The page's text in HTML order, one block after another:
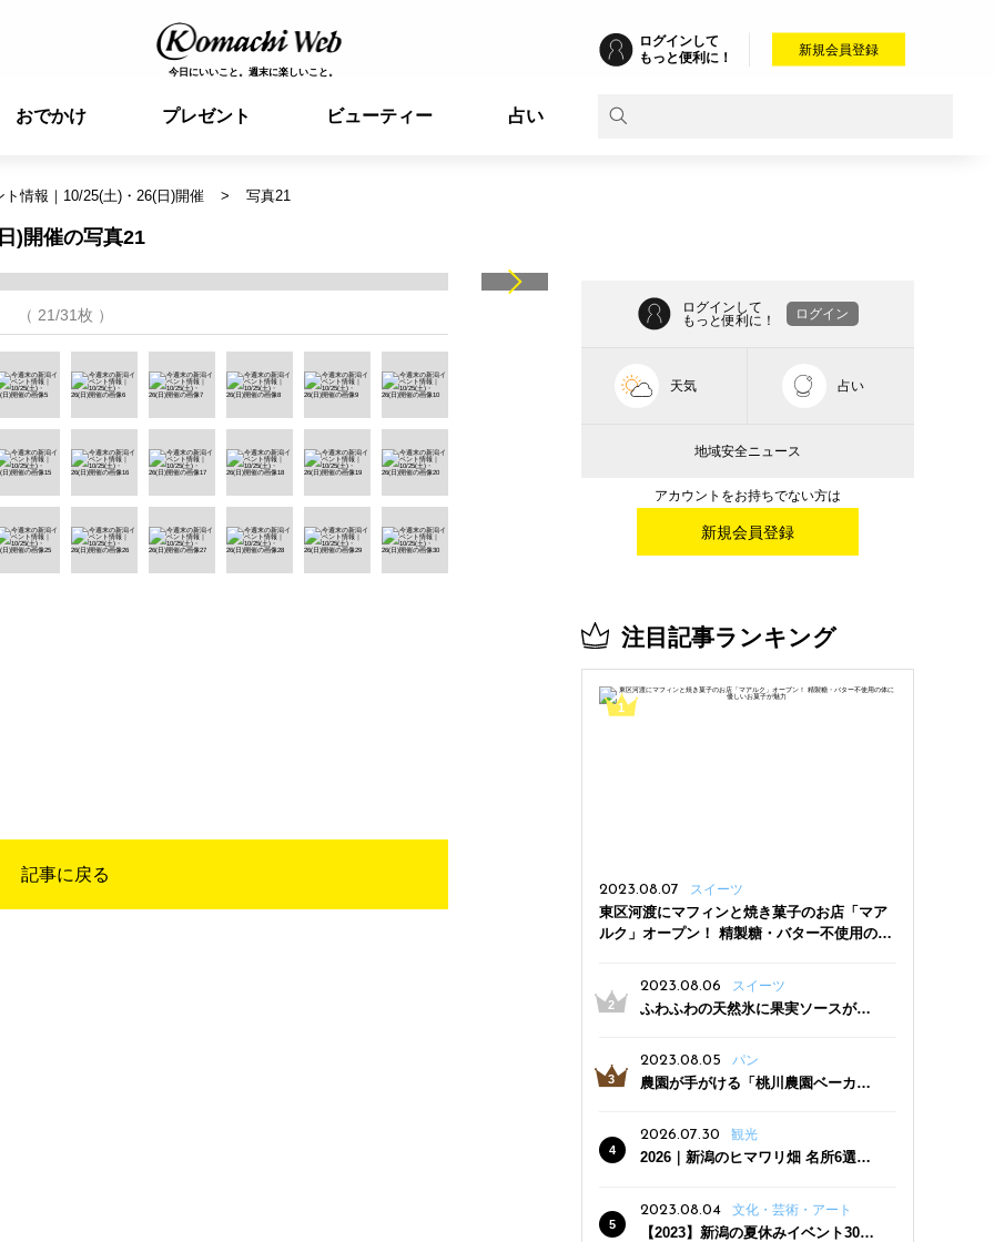
今日にいいこと。週末に楽しいこと。
ログインして
もっと便利に！
新規会員登録
おでかけ プレゼント ビューティー 占い
情報｜10/25(土)・26(日)開催 写真21
)開催の写真21
（ 21/31枚 ）
記事に戻る
ログインして
もっと便利に！
ログイン
天気 占い
地域安全ニュース
アカウントをお持ちでない方は
新規会員登録
注目記事ランキング
2023.08.07 スイーツ
東区河渡にマフィンと焼き菓子のお店「マア
ルク」オープン！ 精製糖・バター不使用の体
2023.08.06
スイーツ
ふわふわの天然氷に果実ソースがた
三条駅近くにオープン
2023.08.05 パン
農園が手がける「桃川農園ベーカリ
った焼きたてパンのほか、ジェラー
トやスムージーも
2026.07.30 観光
2026｜新潟のヒマワリ畑 名所6選
2023.08.04
文化・芸術・アート
【2023】新潟の夏休みイベント30